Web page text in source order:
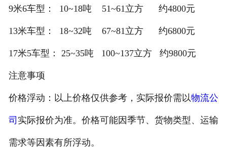
9米6车型： 10~18吨 51~61立方 约4800元
13米车型： 18~32吨 67~81立方 约6800元
17米5车型： 25~35吨 100~137立方 约9800元
注意事项
价格浮动：以上价格仅供参考，实际报价需以物流公
司 实际报价为准。价格可能因季节、货物类型、运输
需求等因素有所浮动。